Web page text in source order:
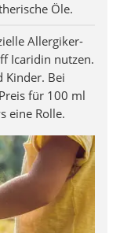
Öle.
Allergiker-
Icaridin nutzen.
Kinder. Bei
für 100 ml
eine Rolle.